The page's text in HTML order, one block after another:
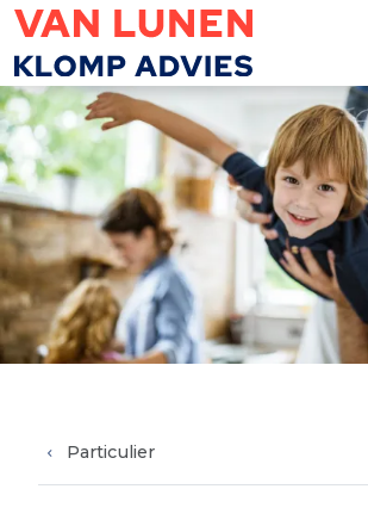
Overslaan en naar de inhoud gaan
Particulier